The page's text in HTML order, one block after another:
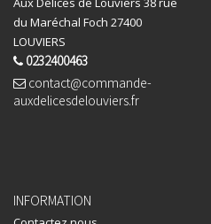
du Maréchal Foch 27400
LOUVIERS
0232400463
contact@commande-
auxdelicesdelouviers.fr
INFORMATION